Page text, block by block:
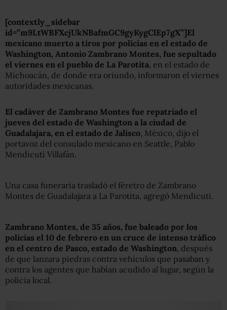
[contextly_sidebar
id=”m9LtWBFXcjUkNBafmGC9gyKygClEp7gX”]El
mexicano muerto a tiros por policías en el estado de
Washington, Antonio Zambrano Montes, fue sepultado
el viernes en el pueblo de La Parotita, en el estado de
Michoacán, de donde era oriundo, informaron el viernes
autoridades mexicanas.
El cadáver de Zambrano Montes fue repatriado el
jueves del estado de Washington a la ciudad de
Guadalajara, en el estado de Jalisco, México, dijo el
portavoz del consulado mexicano en Seattle, Pablo
Mendicuti Villafán.
Una casa funeraria trasladó el féretro de Zambrano
Montes de Guadalajara a La Parotita, agregó Mendicuti.
Zambrano Montes, de 35 años, fue baleado por los
policías el 10 de febrero en un cruce de intenso tráfico
en el centro de Pasco, estado de Washington, después
de que lanzara piedras contra vehículos que pasaban y
contra los agentes que habían acudido al lugar, según la
policía local.